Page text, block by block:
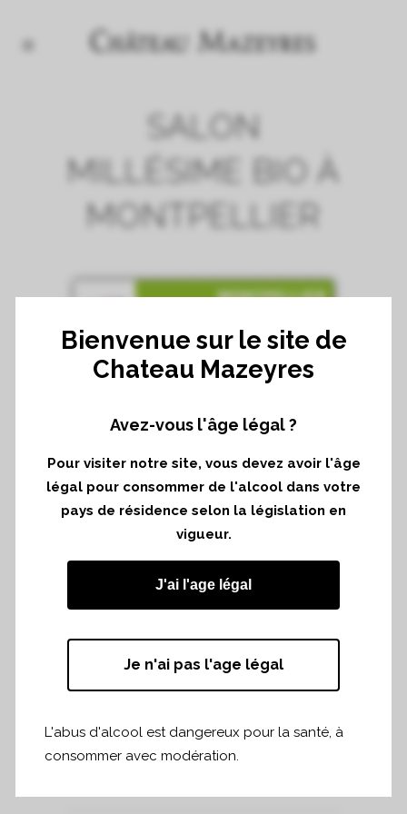
SALON
MILLÉSIME BIO À
MONTPELLIER
Les millésimes 2011, 2014, 2017 et 2018
seront à l’honneur pour cet événement
dédié aux professionnels !
Pour toute question ou demande
d’invitations, n’hésitez pas à nous envoyer
un e-mail.
Bienvenue sur le site de
Chateau Mazeyres
Avez-vous l'âge légal ?
Pour visiter notre site, vous devez avoir l'âge
légal pour consommer de l'alcool dans votre
pays de résidence selon la législation en
vigueur.
J'ai l'age légal
Je n'ai pas l'age légal
L'abus d'alcool est dangereux pour la santé, à
consommer avec modération.